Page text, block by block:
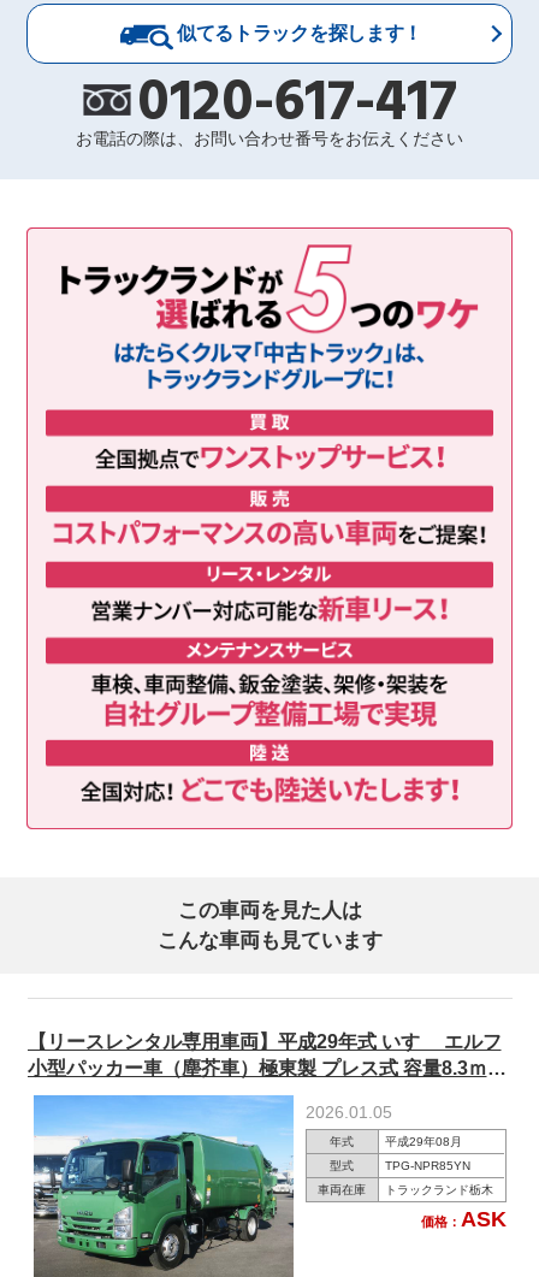
似てるトラックを探します！
0120-617-417
お電話の際は、お問い合わせ番号をお伝えください
この車両を見た人は
こんな車両も見ています
【リースレンタル専用車両】平成29年式 いすゞ エルフ
小型パッカー車（塵芥車）極東製 プレス式 容量8.3ｍ3
150馬力 ★メーター実走行約17万km★
2026.01.05
年式
平成29年08月
型式
TPG-NPR85YN
車両在庫
トラックランド栃木
価格： ASK